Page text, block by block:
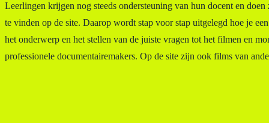
Leerlingen krijgen nog steeds ondersteuning van hun docent en
te vinden op de site. Daarop wordt stap voor stap uitgelegd hoe je
het onderwerp en het stellen van de juiste vragen tot het filmen en
professionele documentairemakers. Op de site zijn ook films van